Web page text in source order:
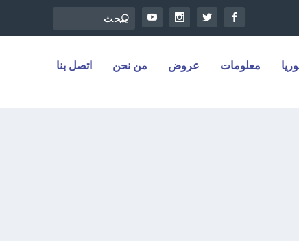
معلومات عروض من نحن اتصل بنا